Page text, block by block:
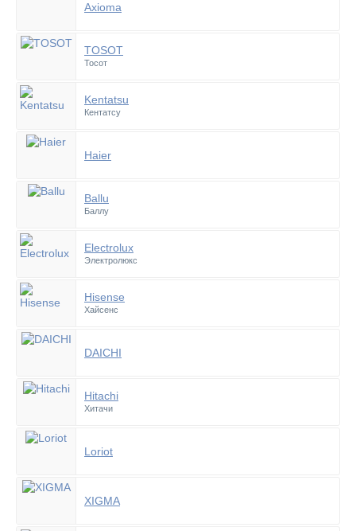
Axioma
TOSOT
Тосот
Kentatsu
Кентатсу
Haier
Ballu
Баллу
Electrolux
Электролюкс
Hisense
Хайсенс
DAICHI
Hitachi
Хитачи
Loriot
XIGMA